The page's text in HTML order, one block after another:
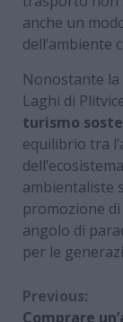
anche un
dell’ambiente
Nonostante la
Laghi di
turismo
equilibrio tra
ambientaliste
promozione
angolo di
per le
Continue
Previous:
Comprare